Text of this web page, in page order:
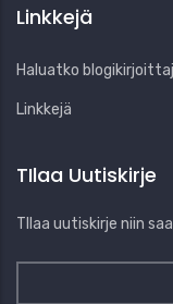
Linkkejä
Haluatko
Linkkejä
TIlaa Uutiskirje
TIlaa uutiskirje niin